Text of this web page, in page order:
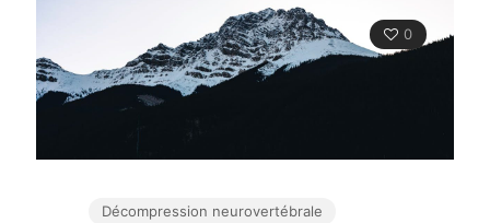
0
Décompression neurovertébrale